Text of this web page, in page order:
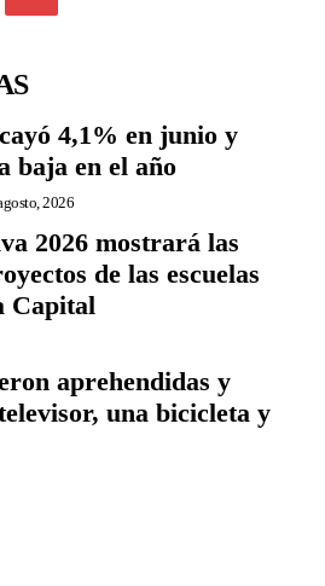
4,1% en junio y
baja en el año
2026
2026 mostrará las
de las escuelas
Capital
aprehendidas y
una bicicleta y